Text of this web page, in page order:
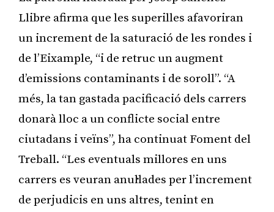
Llibre afirma que les superilles afavoriran
un increment de la saturació de les rondes i
de l’Eixample, “i de retruc un augment
d’emissions contaminants i de soroll”. “A
més, la tan gastada pacificació dels carrers
donarà lloc a un conflicte social entre
ciutadans i veïns”, ha continuat Foment del
Treball. “Les eventuals millores en uns
carrers es veuran anul·lades per l’increment
de perjudicis en uns altres, tenint en